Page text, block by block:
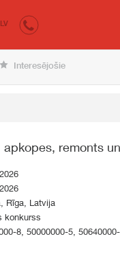
LV
Interesējošie
remonts
Rīga, Latvija
konkurss
8, 50000000-5,